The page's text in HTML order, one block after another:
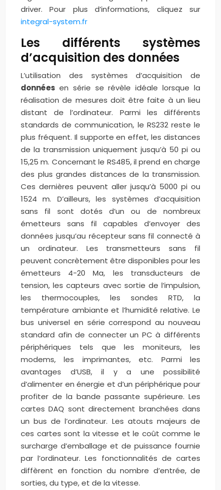
driver. Pour plus d’informations, cliquez sur
integral-system.fr
Les différents systèmes
d’acquisition des données
L’utilisation des systèmes d’acquisition de
données en série se révèle idéale lorsque la
réalisation de mesures doit être faite à un lieu
distant de l’ordinateur. Parmi les différents
standards de communication, le RS232 reste le
plus fréquent. Il supporte en effet, les distances
de la transmission uniquement jusqu’à 50 pi ou
15,25 m. Concernant le RS485, il prend en charge
des plus grandes distances de la transmission.
Ces dernières peuvent aller jusqu’à 5000 pi ou
1524 m. D’ailleurs, les systèmes d’acquisition
sans fil sont dotés d’un ou de nombreux
émetteurs sans fil capables d’envoyer des
données jusqu’au récepteur sans fil connecté à
un ordinateur. Les transmetteurs sans fil
peuvent concrètement être disponibles pour les
émetteurs 4-20 Ma, les transducteurs de
tension, les capteurs avec sortie de l’impulsion,
les thermocouples, les sondes RTD, la
température ambiante et l’humidité relative. Le
bus universel en série correspond au nouveau
standard afin de connecter un PC à différents
périphériques tels que les moniteurs, les
modems, les imprimantes, etc. Parmi les
avantages d’USB, il y a une possibilité
d’alimenter en énergie et d’un périphérique pour
profiter de la bande passante supérieure. Les
cartes DAQ sont directement branchées dans
un bus de l’ordinateur. Les atouts majeurs de
ces cartes sont la vitesse et le coût comme le
surcharge d’emballage et de puissance fournie
par l’ordinateur. Les fonctionnalités de cartes
diffèrent en fonction du nombre d’entrée, de
sorties, du type, et de la vitesse.